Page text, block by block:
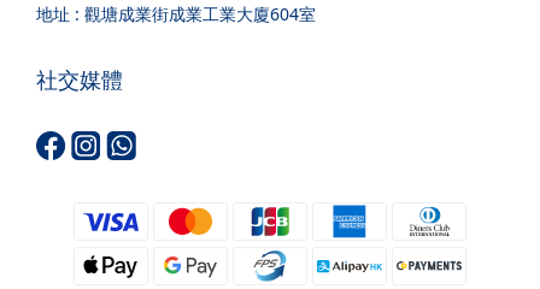
地址 : 觀塘成業街成業工業大廈604室
社交媒體